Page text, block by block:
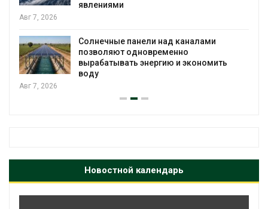
над каналами
и экономить
воду из воздуха с
Авг 6, 2026
Новостной календарь